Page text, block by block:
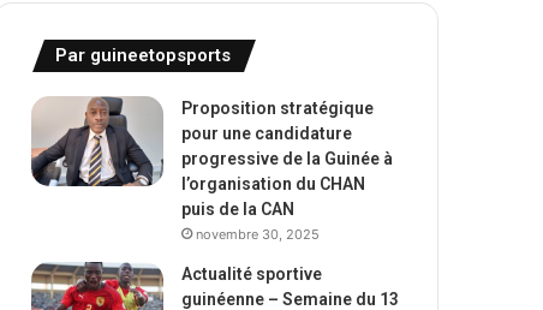
Par guineetopsports
Proposition stratégique
pour une candidature
progressive de la Guinée à
l’organisation du CHAN
puis de la CAN
novembre 30, 2025
Actualité sportive
guinéenne – Semaine du 13